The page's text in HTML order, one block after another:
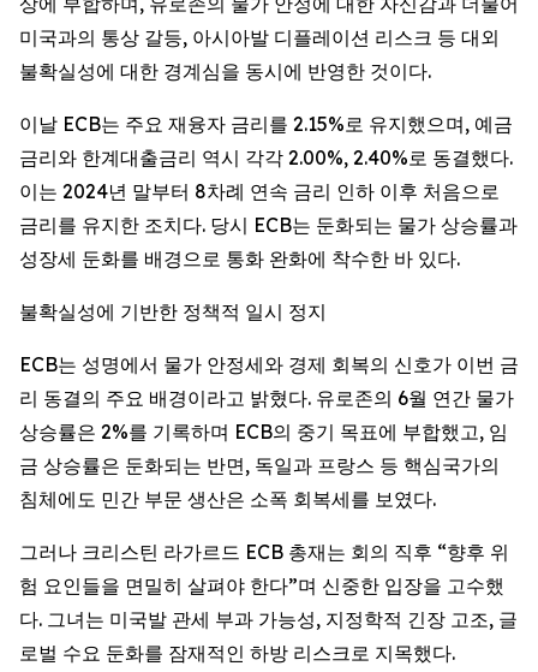
미국과의 통상 갈등, 아시아발 디플레이션 리스크 등 대외
불확실성에 대한 경계심을 동시에 반영한 것이다.
이날 ECB는 주요 재융자 금리를 2.15%로 유지했으며, 예금
금리와 한계대출금리 역시 각각 2.00%, 2.40%로 동결했다.
이는 2024년 말부터 8차례 연속 금리 인하 이후 처음으로
금리를 유지한 조치다. 당시 ECB는 둔화되는 물가 상승률과
성장세 둔화를 배경으로 통화 완화에 착수한 바 있다.
불확실성에 기반한 정책적 일시 정지
ECB는 성명에서 물가 안정세와 경제 회복의 신호가 이번 금
리 동결의 주요 배경이라고 밝혔다. 유로존의 6월 연간 물가
상승률은 2%를 기록하며 ECB의 중기 목표에 부합했고, 임
금 상승률은 둔화되는 반면, 독일과 프랑스 등 핵심국가의
침체에도 민간 부문 생산은 소폭 회복세를 보였다.
그러나 크리스틴 라가르드 ECB 총재는 회의 직후 “향후 위
험 요인들을 면밀히 살펴야 한다”며 신중한 입장을 고수했
다. 그녀는 미국발 관세 부과 가능성, 지정학적 긴장 고조, 글
로벌 수요 둔화를 잠재적인 하방 리스크로 지목했다.